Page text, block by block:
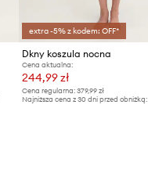
extra -5% z kodem: OFF*
Dkny koszula nocna
Cena aktualna:
244,99 zł
Cena regularna: 379,99 zł
Najniższa cena z 30 dni przed obniżką: